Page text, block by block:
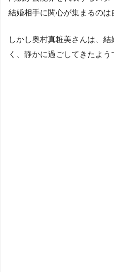
結婚相手に関心が集まるのは
しかし奥村真粧美さんは、
く、静かに過ごしてきたよう